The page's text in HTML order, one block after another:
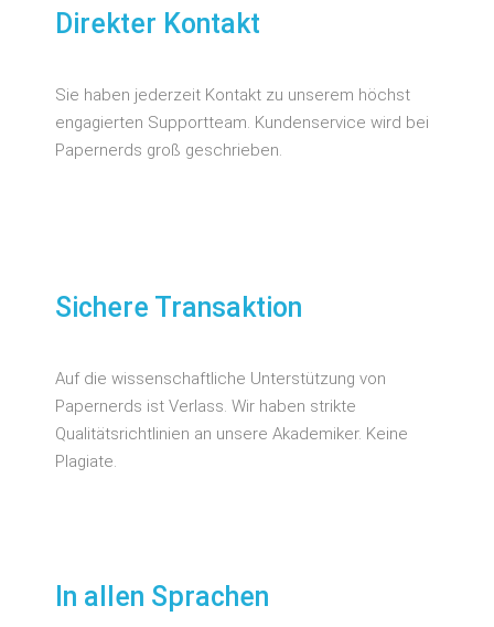
Direkter Kontakt
Sie haben jederzeit Kontakt zu unserem höchst
engagierten Supportteam. Kundenservice wird bei
Papernerds groß geschrieben.
Sichere Transaktion
Auf die wissenschaftliche Unterstützung von
Papernerds ist Verlass. Wir haben strikte
Qualitätsrichtlinien an unsere Akademiker. Keine
Plagiate.
In allen Sprachen